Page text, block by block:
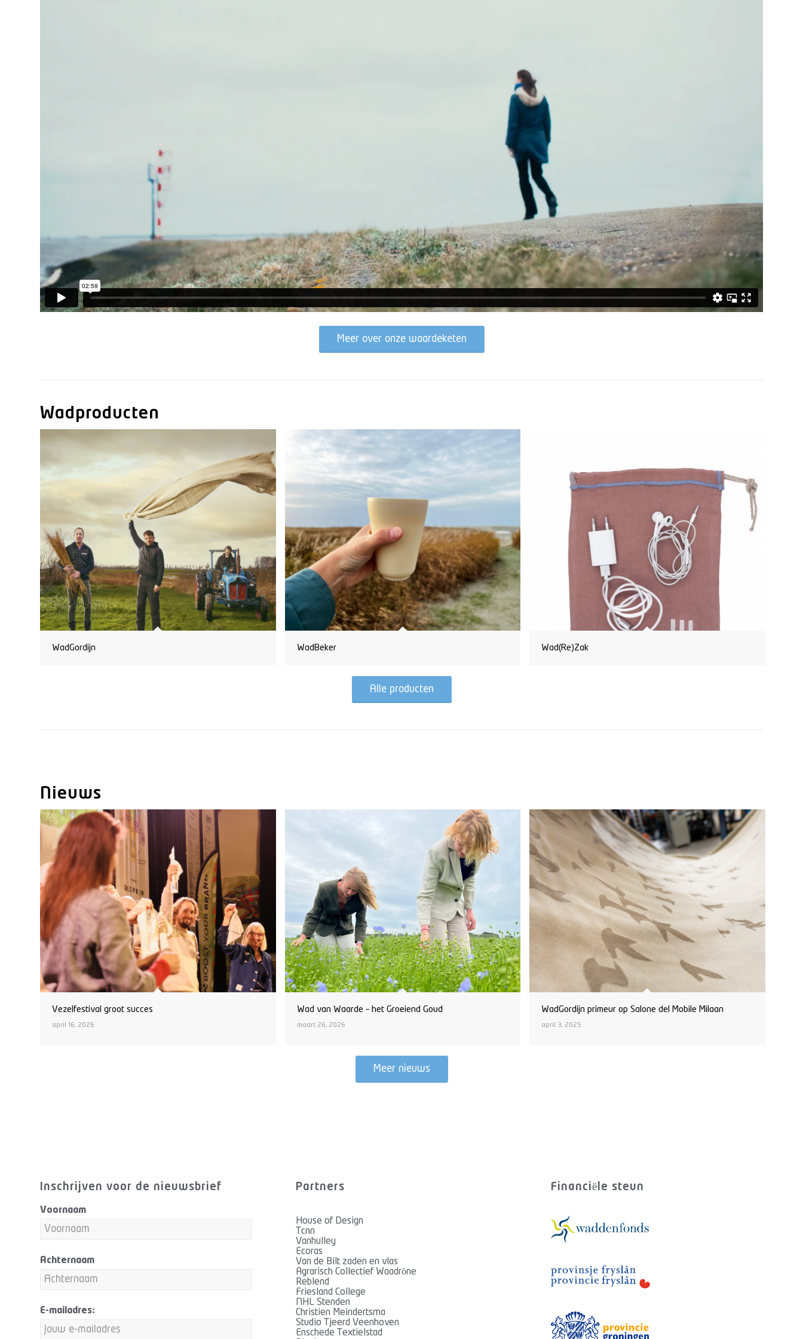
Meer over onze waardeketen
Wadproducten
WadGordijn WadBeker Wad(Re)Zak
Alle producten
Nieuws
Vezelfestival groot succes
april 16, 2026
Wad van Waarde – het Groeiend Goud
maart 26, 2026
WadGordijn primeur op Salone del Mobile Milaan
april 3, 2025
Meer nieuws
Inschrijven voor de nieuwsbrief
Voornaam
Achternaam
E-mailadres:
Partners
House of Design
Tcnn
Vanhulley
Ecoras
Van de Bilt zaden en vlas
Agrarisch Collectief Waadröne
Reblend
Friesland College
NHL Stenden
Christien Meindertsma
Studio Tjeerd Veenhoven
Enschede Textielstad
Financiële steun